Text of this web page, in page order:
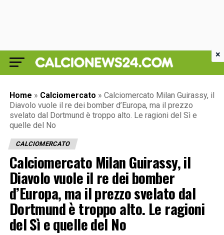
Home » Calciomercato » Calciomercato Milan Guirassy, il
Diavolo vuole il re dei bomber d’Europa, ma il prezzo
svelato dal Dortmund è troppo alto. Le ragioni del Sì e
quelle del No
CALCIOMERCATO
Calciomercato Milan Guirassy, il
Diavolo vuole il re dei bomber
d’Europa, ma il prezzo svelato dal
Dortmund è troppo alto. Le ragioni
del Sì e quelle del No
×